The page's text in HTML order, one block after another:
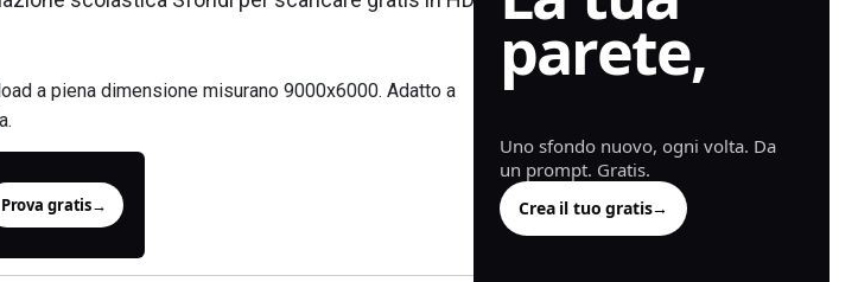
a piena dimensione misurano 9000x6000. Adatto a
Prova gratis→
parete,
generata.
Uno sfondo nuovo, ogni volta. Da
un prompt. Gratis.
Crea il tuo gratis→